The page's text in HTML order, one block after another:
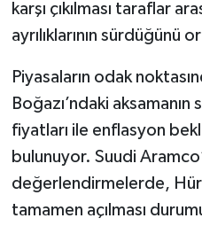
karşı çıkılması taraflar
ayrılıklarının sürdüğünü
Piyasaların odak
Boğazı’ndaki
fiyatları ile enflasyon
bulunuyor. Suudi
değerlendirmelerde,
tamamen açılması